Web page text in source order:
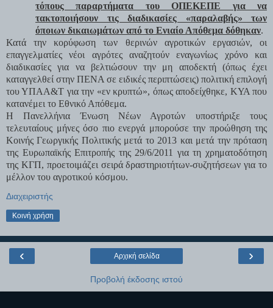
τόπους παραρτήματα του ΟΠΕΚΕΠΕ για να
τακτοποιήσουν τις διαδικασίες «παραλαβής» των
όποιων δικαιωμάτων από το Ενιαίο Απόθεμα δόθηκαν.
Κατά την κορύφωση των θερινών αγροτικών εργασιών, οι
επαγγελματίες νέοι αγρότες αναζητούν εναγωνίως χρόνο και
διαδικασίες για να βελτιώσουν την μη αποδεκτή (όπως έχει
καταγγελθεί στην ΠΕΝΑ σε ειδικές περιπτώσεις) πολιτική επιλογή
του ΥΠΑΑ&Τ για την «εν κρυπτώ», όπως αποδείχθηκε, ΚΥΑ που
κατανέμει το Εθνικό Απόθεμα.
Η Πανελλήνια Ένωση Νέων Αγροτών υποστήριξε τους
τελευταίους μήνες όσο πιο ενεργά μπορούσε την προώθηση της
Κοινής Γεωργικής Πολιτικής μετά το 2013 και μετά την πρόταση
της Ευρωπαϊκής Επιτροπής της 29/6/2011 για τη χρηματοδότηση
της ΚΓΠ, προετοιμάζει σειρά δραστηριοτήτων-συζητήσεων για το
μέλλον του αγροτικού κόσμου.
Διαχειριστής
Κοινή χρήση
‹ ›
Αρχική σελίδα
Προβολή έκδοσης ιστού